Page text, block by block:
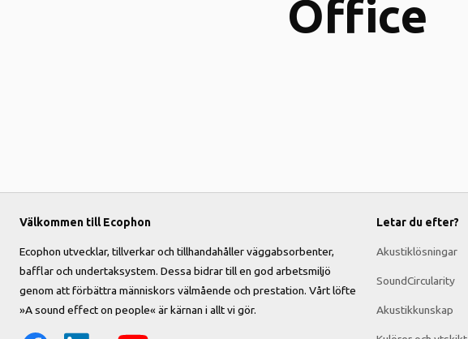
Office
Välkommen till Ecophon
Ecophon utvecklar, tillverkar och tillhandahåller väggabsorbenter,
bafflar och undertaksystem. Dessa bidrar till en god arbetsmiljö
genom att förbättra människors välmående och prestation. Vårt löfte
»A sound effect on people« är kärnan i allt vi gör.
Letar du efter?
Akustiklösningar
SoundCircularity
Akustikkunskap